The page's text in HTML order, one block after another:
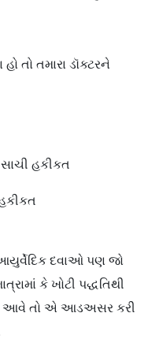
તો તમારા ડૉક્ટરને
હકીકત
દવાઓ પણ જો
કે ખોટી પદ્ધતિથી
આવે તો એ આડઅસર કરી